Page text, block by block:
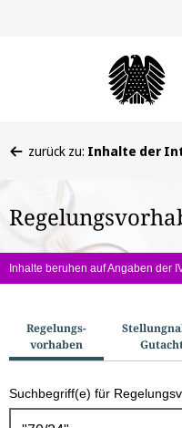
befinden
hier:
zurück zu: Inhalte der
Inhalte beruhen auf Angaben der
u
c
h
Regelungs­
vorhaben
Suchbegriff(e) für